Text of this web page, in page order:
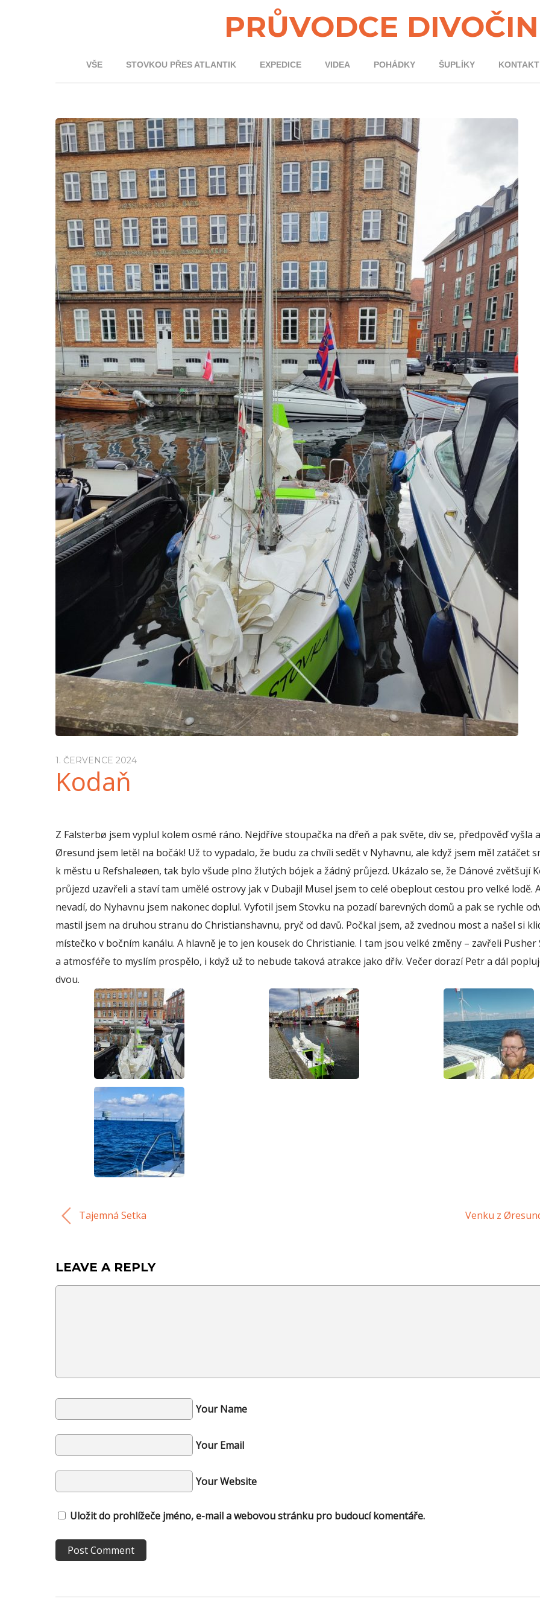
PRŮVODCE
VŠE STOVKOU PŘES ATLANTIK EXPEDICE VIDEA POHÁDKY ŠUPLÍKY KONTAKT
1. ČERVENCE 2024
Kodaň
Z Falsterbø jsem vyplul kolem osmé ráno. Nejdříve stoupačka na dřeň a pak světe, div se, předpověď vyšla
Øresund jsem letěl na bočák! Už to vypadalo, že budu za chvíli sedět v Nyhavnu, ale když jsem měl zatáčet
k městu u Refshaleøen, tak bylo všude plno žlutých bójek a žádný průjezd. Ukázalo se, že Dánové zvětšují
průjezd uzavřeli a staví tam umělé ostrovy jak v Dubaji! Musel jsem to celé obeplout cestou pro velké lodě.
nevadí, do Nyhavnu jsem nakonec doplul. Vyfotil jsem Stovku na pozadí barevných domů a pak se rychle
mastil jsem na druhou stranu do Christianshavnu, pryč od davů. Počkal jsem, až zvednou most a našel si
místečko v bočním kanálu. A hlavně je to jen kousek do Christianie. I tam jsou velké změny – zavřeli Pusher
a atmosféře to myslím prospělo, i když už to nebude taková atrakce jako dřív. Večer dorazí Petr a dál
dvou.
Tajemná Setka Venku z
LEAVE A REPLY
Your Name
Your Email
Your Website
Uložit do prohlížeče jméno, e-mail a webovou stránku pro budoucí komentáře.